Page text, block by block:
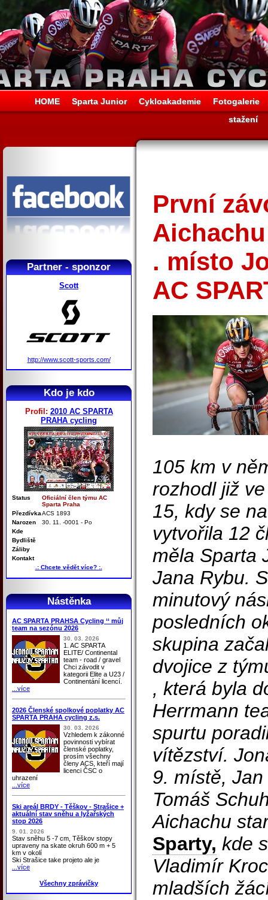
HOME Sparta Junior Cykloakademie
Fotogalerie
stažení
Partner - sponzor
Scott
http://www.scott-sports.com/
Kdo je kdo
Profil: 2010 AC SPARTA
PRAHA cycling
Status
Oficiální člen týmu AC
Sparta Praha
PřezdívkaACS 1893
Narozen
30. 11. -0001 - Po
Kde
Bydliště
Záliby
Kontakt
.: Chcete vědět více? :.
Nástěnka
AC SPARTA PRAHSA Cycling ‘‘ můj
team na sezónu 2026
30. 03. 2026
1. AC SPARTA
ELITE/ Continental
team - road / gravel
Chci závodit v
kategorii Elite a U23 /
Continentání licencí.
...více
2026 Členské spolkové poplatky AC
SPARTA PRAHA cycling z.s.
30. 03. 2026
Vzhledem k zákonné
povinnosti vybírat
členské poplatky,
prosím všechny
členy ACS, kteří mají
licenci ČSC o
uhrazení
...více
Ski areál BRDY - Těškov - Strašice +
aktuální stav sněhu a lyžařských
stop 2026
9. 01. 2026
Stav sněhu 5 -7 cm, Těškov stopy
upraveny na skate okruh 600 m + 5
km v okolí
Ski Strašice take projeto ale je
...více
Všechny zprávičky
První
. místo
AC
105 km v
rozhodl již
15, kdy se
vytvořila 12
měla Sparta
Jana Rybu.
minutový
posledních
skupina
dvojice z
, která byla
Herrmann
spurtu
vítězství.
9. místě,
Tomáš
Aichachu
Sparty, kde
Vladimír
mladších